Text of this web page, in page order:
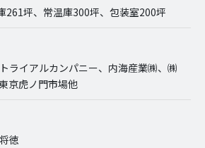
261坪、常温庫300坪、包装室200坪
ライアルカンパニー、内海産業㈱、㈱
京虎ノ門市場他
徳